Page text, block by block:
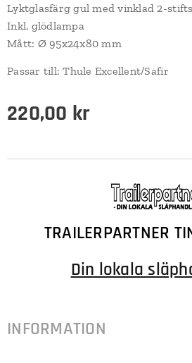
Lyktglasfärg gul med vinklad 2-
Inkl. glödlampa
Mått: Ø 95x24x80 mm
Passar till: Thule Excellent/Safir
220,00 kr
TRAILERPARTNER
Din lokala
INFORMATION